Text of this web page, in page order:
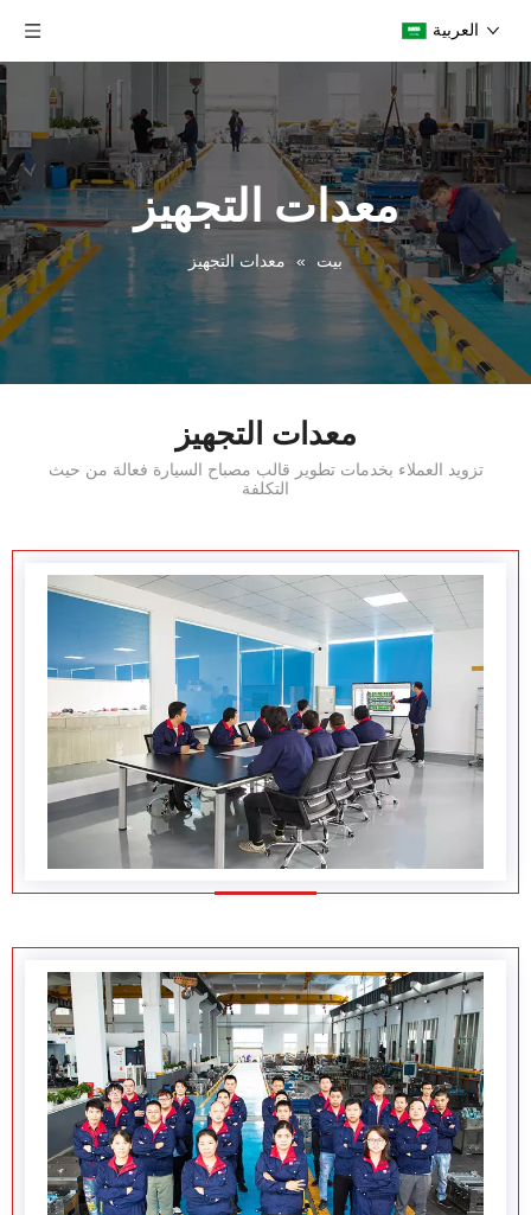
العربية
معدات التجهيز
بيت » معدات التجهيز
معدات التجهيز
تزويد العملاء بخدمات تطوير قالب مصباح السيارة فعالة من حيث
التكلفة